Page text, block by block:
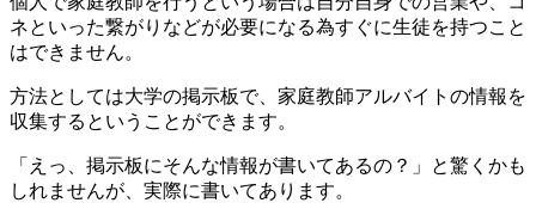
ネといった繋がりなどが必要になる為すぐに生徒を持つこと
はできません。
方法としては大学の掲示板で、家庭教師アルバイトの情報を
収集するということができます。
「えっ、掲示板にそんな情報が書いてあるの？」と驚くかも
しれませんが、実際に書いてあります。